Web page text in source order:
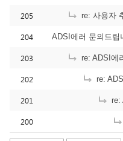
205 re: 사용자
204 ADSI에러 문의드립
203 re: ADSI에
202 re:
201 re:
200